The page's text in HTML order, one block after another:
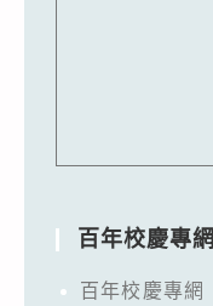
百年校慶專網
百年校慶專網